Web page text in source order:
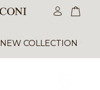
NEW COLLECTION